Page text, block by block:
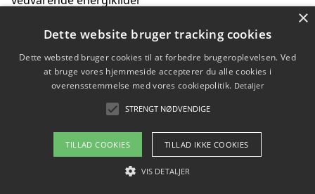
Copyright 2026 - Pilanto Aps
Om / kontakt
Blog Betingelser
×
Dette website bruger tracking cookies
Dette websted bruger cookies til at forbedre brugeroplevelsen. Ved
at bruge vores hjemmeside accepterer du alle cookies i
overensstemmelse med vores cookiepolitik. Detaljer
STRENGT NØDVENDIGE
TILLAD COOKIES TILLAD IKKE COOKIES
VIS DETALJER